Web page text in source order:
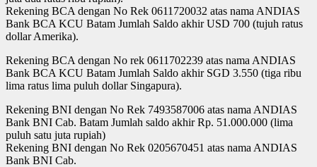
Rekening BCA dengan No Rek 0611720032 atas nama ANDIAS
Bank BCA KCU Batam Jumlah Saldo akhir USD 700 (tujuh ratus
dollar Amerika).
Rekening BCA dengan No rek 0611702239 atas nama ANDIAS
Bank BCA KCU Batam Jumlah Saldo akhir SGD 3.550 (tiga ribu
lima ratus lima puluh dollar Singapura).
Rekening BNI dengan No Rek 7493587006 atas nama ANDIAS
Bank BNI Cab. Batam Jumlah saldo akhir Rp. 51.000.000 (lima
puluh satu juta rupiah)
Rekening BNI dengan No Rek 0205670451 atas nama ANDIAS
Bank BNI Cab.